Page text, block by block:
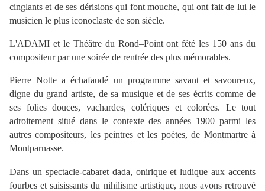
cinglants et de ses dérisions qui font mouche, qui ont fait de lui le
musicien le plus iconoclaste de son siècle.
L'ADAMI et le Théâtre du Rond–Point ont fêté les 150 ans du
compositeur par une soirée de rentrée des plus mémorables.
Pierre Notte a échafaudé un programme savant et savoureux,
digne du grand artiste, de sa musique et de ses écrits comme de
ses folies douces, vachardes, colériques et colorées. Le tout
adroitement situé dans le contexte des années 1900 parmi les
autres compositeurs, les peintres et les poètes, de Montmartre à
Montparnasse.
Dans un spectacle-cabaret dada, onirique et ludique aux accents
fourbes et saisissants du nihilisme artistique, nous avons retrouvé